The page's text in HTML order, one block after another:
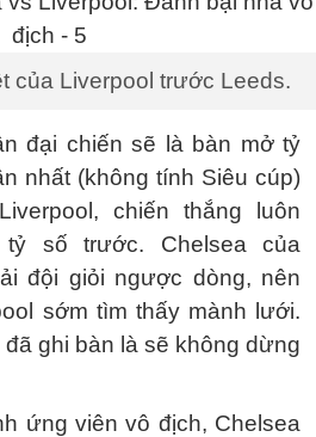
của Liverpool trước Leeds.
đại chiến sẽ là bàn mở tỷ
nhất (không tính Siêu cúp)
chiến thắng luôn
số trước. Chelsea của
đội giỏi ngược dòng, nên
sớm tìm thấy mành lưới.
ghi bàn là sẽ không dừng
ứng viên vô địch, Chelsea